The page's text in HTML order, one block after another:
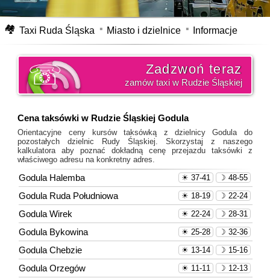
🏘 Taxi Ruda Śląska Miasto i dzielnice Informacje
Zadzwoń teraz
zamów taxi w Rudzie Śląskiej
Cena taksówki w Rudzie Śląskiej Godula
Orientacyjne ceny kursów taksówką z dzielnicy Godula do
pozostałych dzielnic Rudy Śląskiej. Skorzystaj z naszego
kalkulatora aby poznać dokładną cenę przejazdu taksówki z
właściwego adresu na konkretny adres.
Godula Halemba ☽ 48-55
☀ 37-41
Godula Ruda Południowa ☽ 22-24
☀ 18-19
Godula Wirek ☽ 28-31
☀ 22-24
Godula Bykowina ☽ 32-36
☀ 25-28
Godula Chebzie ☽ 15-16
☀ 13-14
Godula Orzegów ☽ 12-13
☀ 11-11